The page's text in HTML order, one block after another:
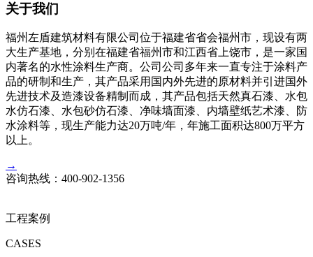
关于我们
福州左盾建筑材料有限公司位于福建省省会福州市，现设有两
大生产基地，分别在福建省福州市和江西省上饶市，是一家国
内著名的水性涂料生产商。公司公司多年来一直专注于涂料产
品的研制和生产，其产品采用国内外先进的原材料并引进国外
先进技术及造漆设备精制而成，其产品包括天然真石漆、水包
水仿石漆、水包砂仿石漆、净味墙面漆、内墙壁纸艺术漆、防
水涂料等，现生产能力达20万吨/年，年施工面积达800万平方
以上。
→
咨询热线： 400-902-1356
工程案例
CASES